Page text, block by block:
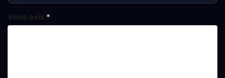
Votre avis *